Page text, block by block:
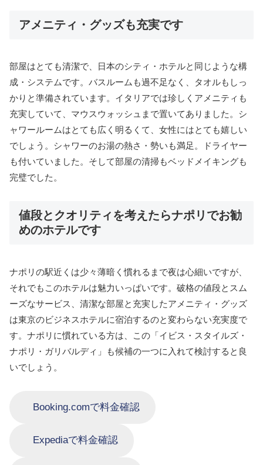
アメニティ・グッズも充実です
部屋はとても清潔で、日本のシティ・ホテルと同じような構
成・システムです。バスルームも過不足なく、タオルもしっ
かりと準備されています。イタリアでは珍しくアメニティも
充実していて、マウスウォッシュまで置いてありました。シ
ャワールームはとても広く明るくて、女性にはとても嬉しい
でしょう。シャワーのお湯の熱さ・勢いも満足。ドライヤー
も付いていました。そして部屋の清掃もベッドメイキングも
完璧でした。
値段とクオリティを考えたらナポリでお勧
めのホテルです
ナポリの駅近くは少々薄暗く慣れるまで夜は心細いですが、
それでもこのホテルは魅力いっぱいです。破格の値段とスム
ーズなサービス、清潔な部屋と充実したアメニティ・グッズ
は東京のビジネスホテルに宿泊するのと変わらない充実度で
す。ナポリに慣れている方は、この「イビス・スタイルズ・
ナポリ・ガリバルディ」も候補の一つに入れて検討すると良
いでしょう。
Booking.comで料金確認
Expediaで料金確認